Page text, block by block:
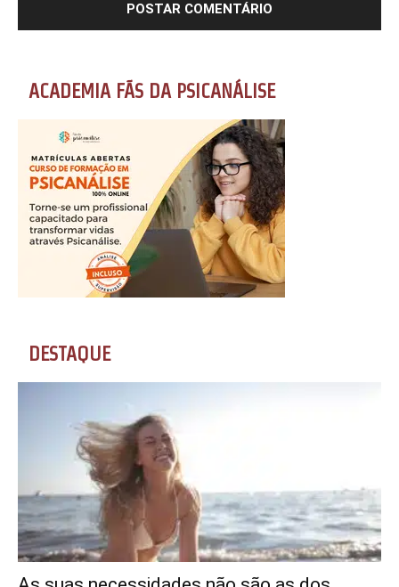
ACADEMIA FÃS DA PSICANÁLISE
DESTAQUE